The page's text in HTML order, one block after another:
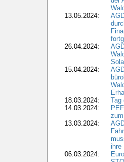
13.05.2024:
26.04.2024:
15.04.2024:
18.03.2024:
Tag
14.03.2024:
13.03.2024:
ihre
06.03.2024: